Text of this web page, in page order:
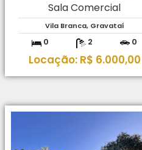
Sala Comercial
Vila Branca, Gravataí
0 2 0
Locação: R$ 6.000,00